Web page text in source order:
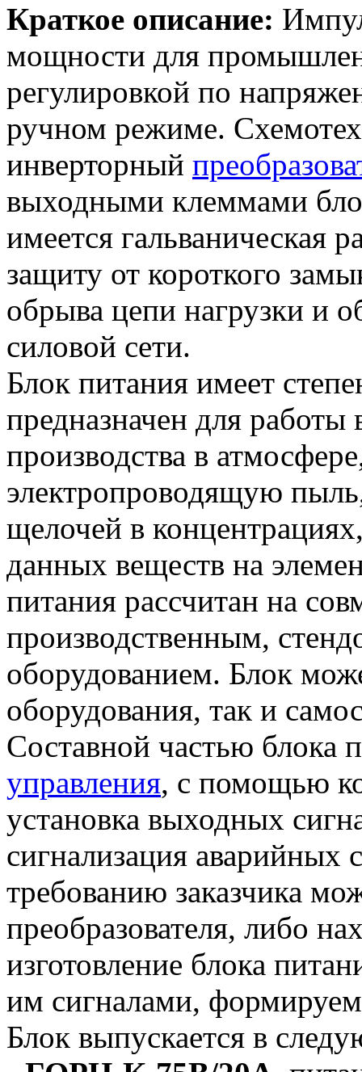
Краткое описание:
мощности для
регулировкой по
ручном режиме.
инверторный
выходными клеммами
имеется гальваническая
защиту от короткого
обрыва цепи нагрузки и
силовой сети.
Блок питания имеет
предназначен для
производства в
электропроводящую
щелочей в
данных веществ на
питания рассчитан на
производственным,
оборудованием. Блок
оборудования, так и
Составной частью блока
управления, с помощью
установка выходных
сигнализация аварийных
требованию заказчика
преобразователя, либо
изготовление блока
им сигналами,
Блок выпускается в